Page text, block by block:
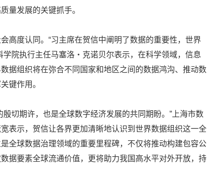
量发展的关键抓手。
高度认同。“习主席在贺信中阐明了数据的重要性，世界
学院执行主任马塞洛・克诺贝尔表示，在科学领域，信息
据组织将在弥合不同国家和地区之间的数据鸿沟、推动数
键作用。
殷切期许，也是全球数字经济发展的共同期盼。”上海市数
表示，贺信让各界更加清晰地认识到世界数据组织这一全
全球数据治理领域的重要里程碑，不仅将推动构建包容公
据要素全球流通价值，更将助力我国高水平对外开放，持